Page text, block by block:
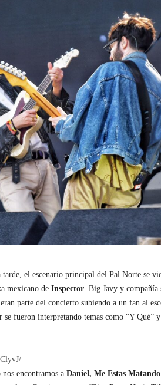
tarde, el escenario principal del Pal Norte se
mexicano de Inspector. Big Javy y compañía
parte del concierto subiendo a un fan al
se fueron interpretando temas como “Y Qué”
encontramos a Daniel, Me Estas Matando